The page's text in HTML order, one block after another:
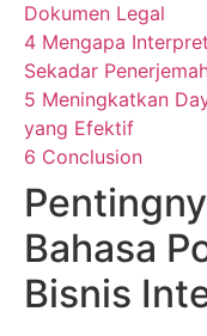
Dokumen Legal
4 Mengapa
Sekadar
5 Meningkatkan
yang Efektif
6 Conclusion
Bahasa
Bisnis